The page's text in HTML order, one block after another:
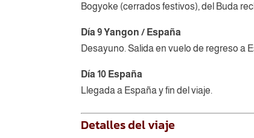
Bogyoke (cerrados festivos), del Buda
Día 9 Yangon / España
Desayuno. Salida en vuelo de regreso a
Día 10 España
Llegada a España y fin del viaje.
Detalles del viaje